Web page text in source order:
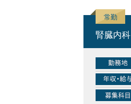
腎臓内科